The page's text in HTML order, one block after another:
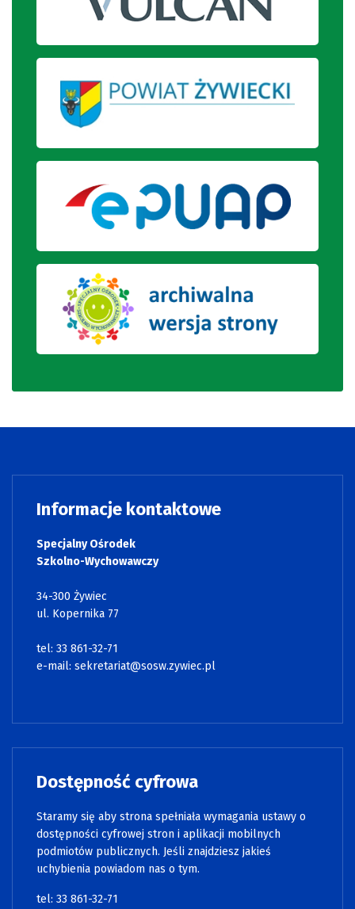
Informacje kontaktowe
Specjalny Ośrodek
Szkolno-Wychowawczy
34-300 Żywiec
ul. Kopernika 77
tel: 33 861-32-71
e-mail: sekretariat@sosw.zywiec.pl
Dostępność cyfrowa
Staramy się aby strona spełniała wymagania ustawy o
dostępności cyfrowej stron i aplikacji mobilnych
podmiotów publicznych. Jeśli znajdziesz jakieś
uchybienia powiadom nas o tym.
tel: 33 861-32-71